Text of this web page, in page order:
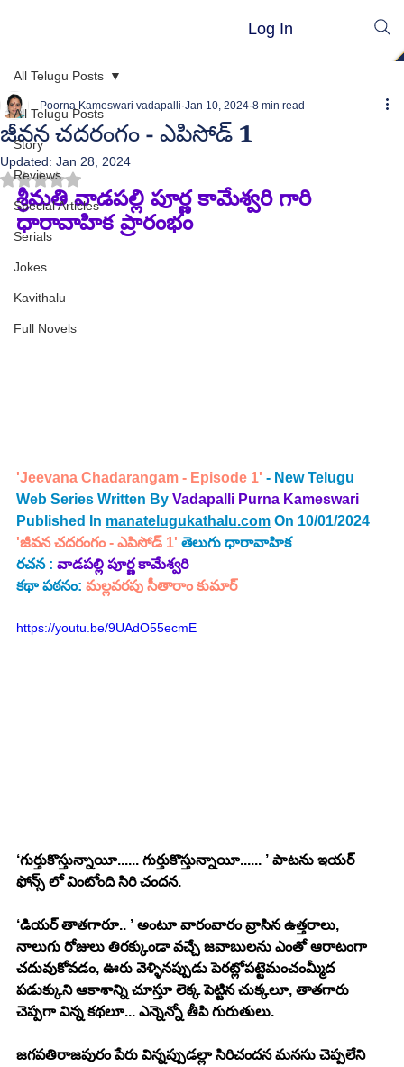
Log In
All Telugu Posts
Story
Reviews
Special Articles
Serials
Jokes
Kavithalu
Full Novels
All Telugu Posts
జీవన చదరంగం - ఎపిసోడ్ 1
Poorna Kameswari vadapalli Jan 10, 2024 8 min read
Updated: Jan 28, 2024
Rated NaN out of 5 stars.
శ్రీమతి వాడపల్లి పూర్ణ కామేశ్వరి గారి
ధారావాహిక ప్రారంభం
'Jeevana Chadarangam - Episode 1' - New Telugu
Web Series Written By Vadapalli Purna Kameswari
Published In manatelugukathalu.com On 10/01/2024
'జీవన చదరంగం - ఎపిసోడ్ 1' తెలుగు ధారావాహిక
రచన : వాడపల్లి పూర్ణ కామేశ్వరి
కథా పఠనం: మల్లవరపు సీతారాం కుమార్
https://youtu.be/9UAdO55ecmE
‘గుర్తుకొస్తున్నాయీ...... గుర్తుకొస్తున్నాయీ...... ’ పాటను ఇయర్
ఫోన్స్ లో వింటోంది సిరి చందన.
‘డియర్ తాతగారూ.. ’ అంటూ వారంవారం వ్రాసిన ఉత్తరాలు,
నాలుగు రోజులు తిరక్కుండా వచ్చే జవాబులను ఎంతో ఆరాటంగా
చదువుకోవడం, ఊరు వెళ్ళినప్పుడు పెరట్లోపట్టెమంచంమ్మీద
పడుక్కుని ఆకాశాన్ని చూస్తూ లెక్క పెట్టిన చుక్కలూ, తాతగారు
చెప్పగా విన్న కథలూ... ఎన్నెన్నో తీపి గురుతులు.
జగపతిరాజపురం పేరు విన్నప్పుడల్లా సిరిచందన మనసు చెప్పలేని